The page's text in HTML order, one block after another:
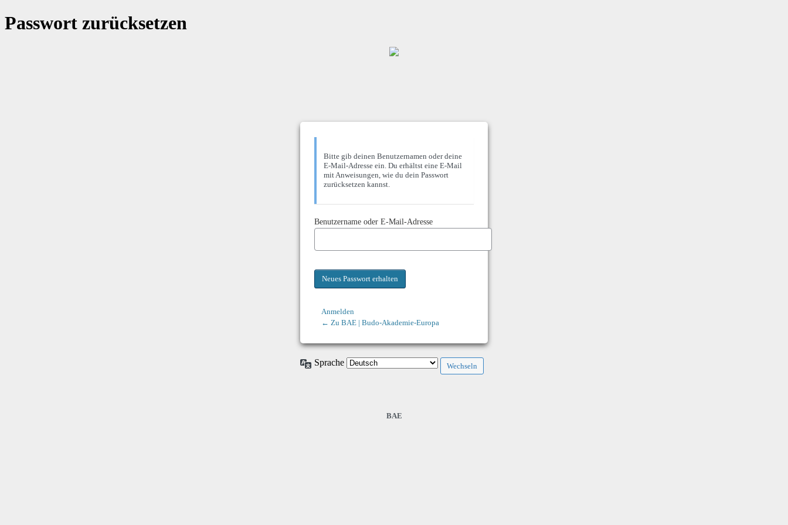
Passwort zurücksetzen
Bitte gib deinen Benutzernamen oder deine
E-Mail-Adresse ein. Du erhältst eine E-Mail
mit Anweisungen, wie du dein Passwort
zurücksetzen kannst.
Benutzername oder E-Mail-Adresse
Anmelden
← Zu BAE | Budo-Akademie-Europa
Sprache
BAE